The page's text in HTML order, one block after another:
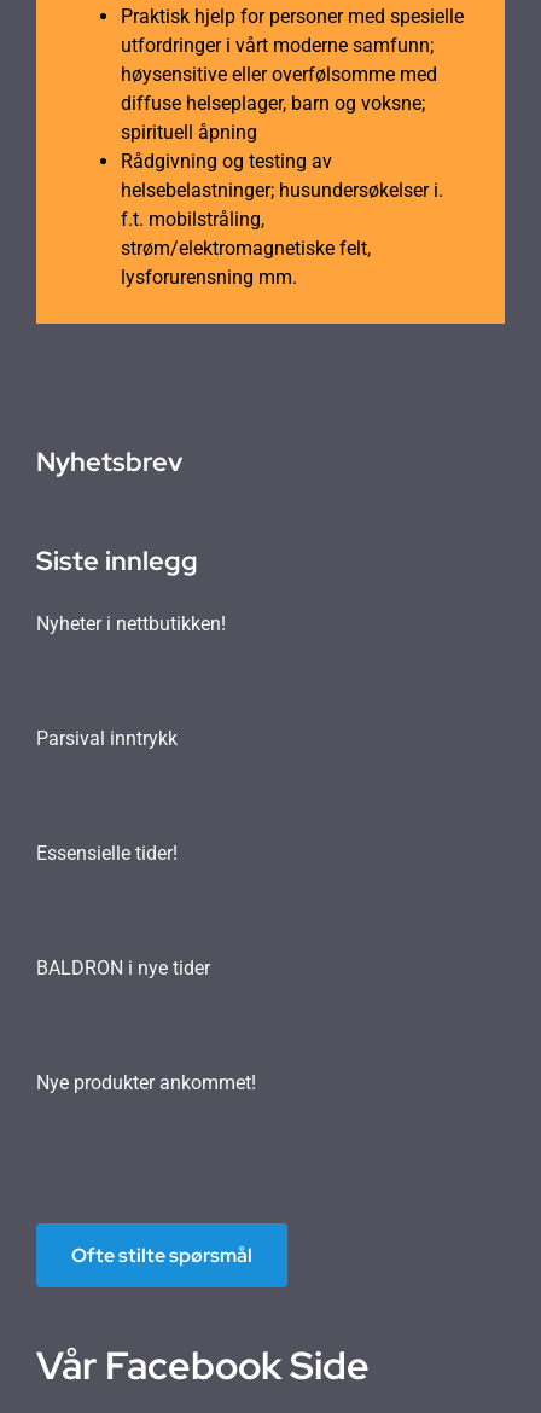
Praktisk hjelp for personer med spesielle
utfordringer i vårt moderne samfunn;
høysensitive eller overfølsomme med
diffuse helseplager, barn og voksne;
spirituell åpning
Rådgivning og testing av
helsebelastninger; husundersøkelser i.
f.t. mobilstråling,
strøm/elektromagnetiske felt,
lysforurensning mm.
Nyhetsbrev
Siste innlegg
Nyheter i nettbutikken!
Parsival inntrykk
Essensielle tider!
BALDRON i nye tider
Nye produkter ankommet!
Ofte stilte spørsmål
Vår Facebook Side